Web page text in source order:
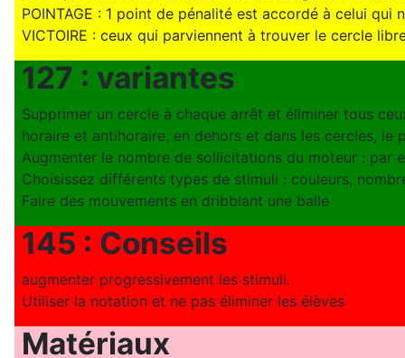
POINTAGE : 1 point de pénalité est accordé à celui qui
VICTOIRE : ceux qui parviennent à trouver le cercle
127 : variantes
Supprimer un cercle à chaque arrêt et éliminer tous
horaire et antihoraire, en dehors et dans les cercles,
Augmenter le nombre de sollicitations du moteur : par
Choisissez différents types de stimuli : couleurs,
Faire des mouvements en dribblant une balle
145 : Conseils
augmenter progressivement les stimuli.
Utiliser la notation et ne pas éliminer les élèves
Matériaux